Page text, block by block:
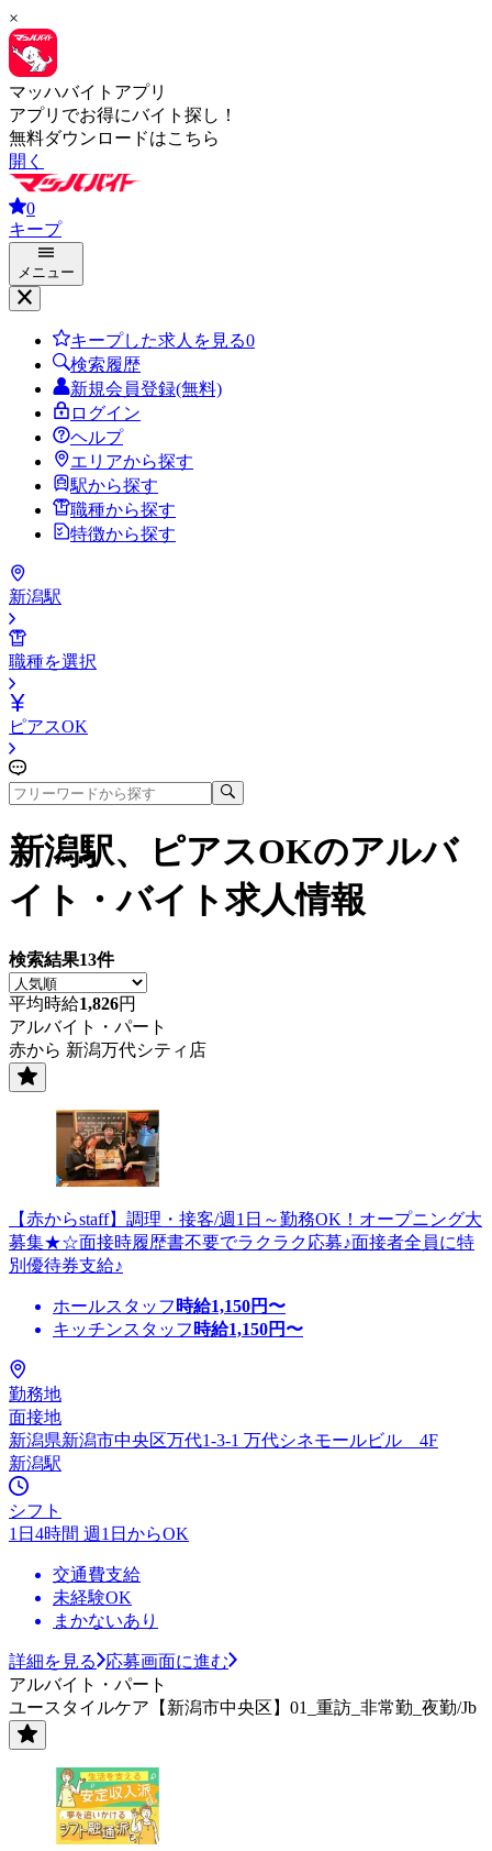
×
マッハバイトアプリ
アプリでお得にバイト探し！
無料ダウンロードはこちら
開く
0
キープ
メニュー
キープした求人を見る0
検索履歴
新規会員登録(無料)
ログイン
ヘルプ
エリアから探す
駅から探す
職種から探す
特徴から探す
新潟駅
職種を選択
ピアスOK
新潟駅、ピアスOKのアルバ
イト・バイト求人情報
検索結果13件
平均時給1,826円
アルバイト・パート
赤から 新潟万代シティ店
【赤からstaff】調理・接客/週1日～勤務OK！オープニング大
募集★☆面接時履歴書不要でラクラク応募♪面接者全員に特
別優待券支給♪
ホールスタッフ 時給1,150円〜
キッチンスタッフ 時給1,150円〜
勤務地
面接地
新潟県新潟市中央区万代1-3-1 万代シネモールビル 4F
新潟駅
シフト
1日4時間 週1日からOK
交通費支給
未経験OK
まかないあり
詳細を見る
応募画面に進む
アルバイト・パート
ユースタイルケア【新潟市中央区】01_重訪_非常勤_夜勤/Jb